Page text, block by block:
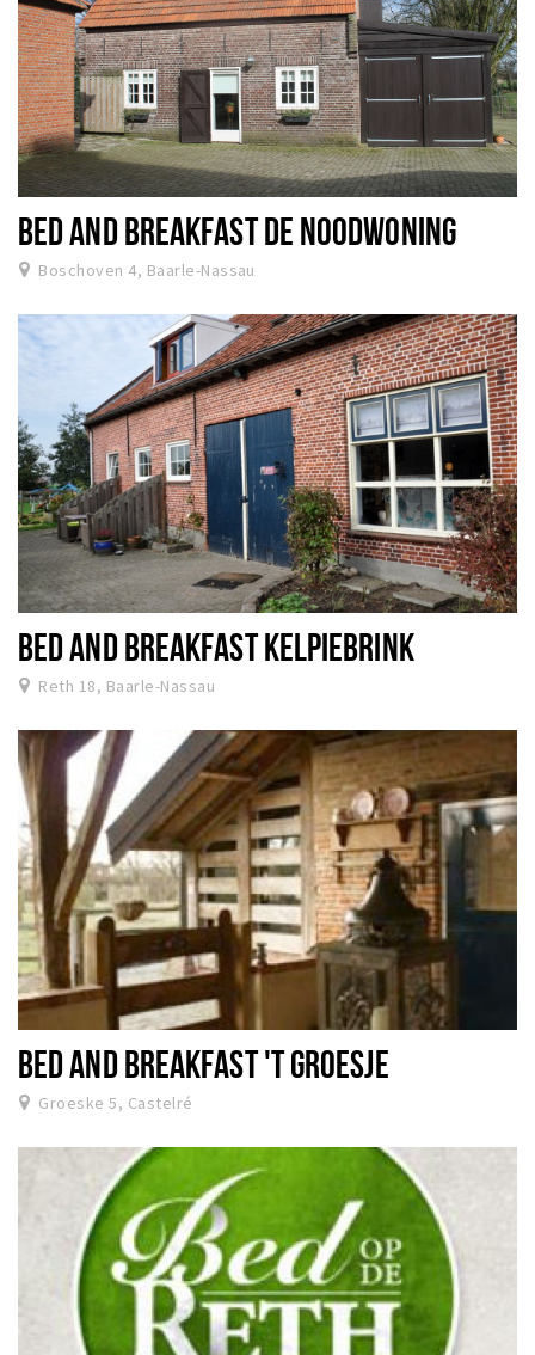
BED AND BREAKFAST DE NOODWONING
Boschoven 4, Baarle-Nassau
BED AND BREAKFAST KELPIEBRINK
Reth 18, Baarle-Nassau
BED AND BREAKFAST 'T GROESJE
Groeske 5, Castelré